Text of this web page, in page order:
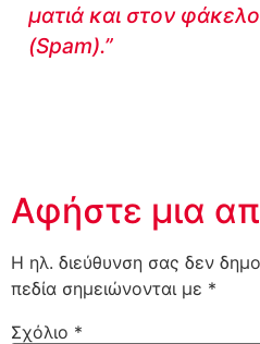
ματιά και στον
(Spam).”
Αφήστε μια
Η ηλ. διεύθυνση σας δεν
πεδία σημειώνονται με *
Σχόλιο *